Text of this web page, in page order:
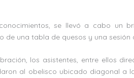
se llevó a cabo un
de una tabla de quesos y una sesión
los asistentes, entre ellos
al obelisco ubicado diagonal a